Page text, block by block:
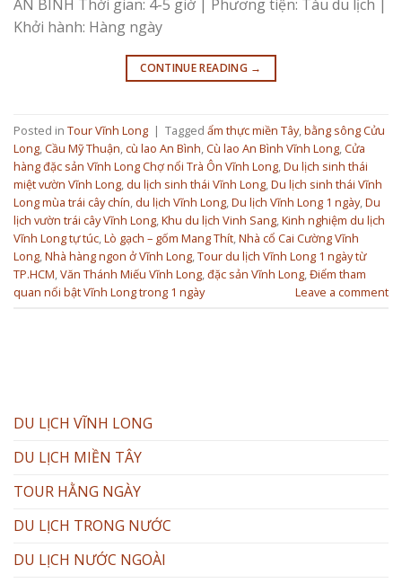
AN BÌNH Thời gian: 4-5 giờ | Phương tiện: Tàu du lịch |
Khởi hành: Hàng ngày
CONTINUE READING →
Posted in Tour Vĩnh Long | Tagged ẩm thực miền Tây,bằng sông Cửu
Long,Cầu Mỹ Thuận,cù lao An Bình,Cù lao An Bình Vĩnh Long,Cửa
hàng đặc sản Vĩnh Long Chợ nổi Trà Ôn Vĩnh Long,Du lịch sinh thái
miệt vườn Vĩnh Long, du lịch sinh thái Vĩnh Long,Du lịch sinh thái Vĩnh
Long mùa trái cây chín, du lịch Vĩnh Long,Du lịch Vĩnh Long 1 ngày,Du
lịch vườn trái cây Vĩnh Long,Khu du lịch Vinh Sang,Kinh nghiệm du lịch
Vĩnh Long tự túc,Lò gạch – gốm Mang Thít,Nhà cổ Cai Cường Vĩnh
Long,Nhà hàng ngon ở Vĩnh Long,Tour du lịch Vĩnh Long 1 ngày từ
TP.HCM,Văn Thánh Miếu Vĩnh Long,đặc sản Vĩnh Long,Điểm tham
quan nổi bật Vĩnh Long trong 1 ngày
Leave a comment
DU LỊCH VĨNH LONG
DU LỊCH MIỀN TÂY
TOUR HẰNG NGÀY
DU LỊCH TRONG NƯỚC
DU LỊCH NƯỚC NGOÀI